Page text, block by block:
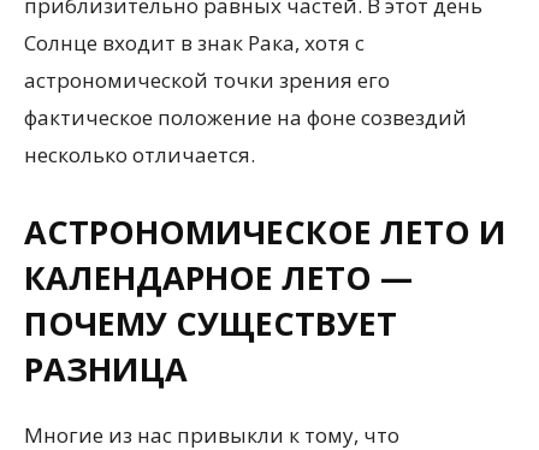
Солнце входит в знак Рака, хотя с
астрономической точки зрения его
фактическое положение на фоне созвездий
несколько отличается.
АСТРОНОМИЧЕСКОЕ ЛЕТО И
КАЛЕНДАРНОЕ ЛЕТО —
ПОЧЕМУ СУЩЕСТВУЕТ
РАЗНИЦА
Многие из нас привыкли к тому, что